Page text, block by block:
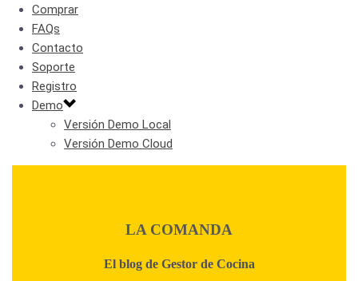
Comprar
FAQs
Contacto
Soporte
Registro
Demo
Versión Demo Local
Versión Demo Cloud
LA COMANDA
El blog de Gestor de Cocina